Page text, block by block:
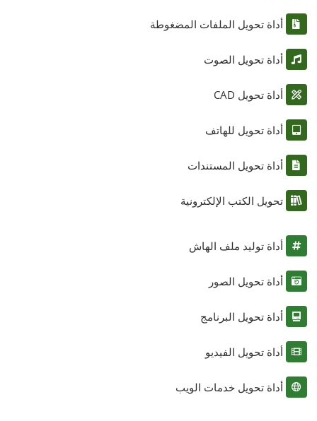
أداة تحويل الملفات المضغوطة
أداة تحويل الصوت
أداة تحويل CAD
أداة تحويل للهاتف
أداة تحويل المستندات
تحويل الكتب الإلكترونية
أداة توليد ملف الهاش
أداة تحويل الصور
أداة تحويل البرنامج
أداة تحويل الفيديو
أداة تحويل خدمات الويب